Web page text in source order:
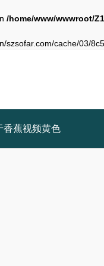
/home/www/wwwroot/
szsofar.com/cache/03/
香蕉视频黄色